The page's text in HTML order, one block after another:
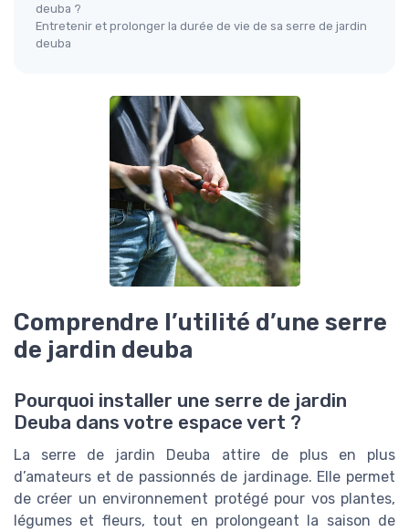
deuba ?
Entretenir et prolonger la durée de vie de sa serre de jardin
deuba
Comprendre l’utilité d’une serre
de jardin deuba
Pourquoi installer une serre de jardin
Deuba dans votre espace vert ?
La serre de jardin Deuba attire de plus en plus
d’amateurs et de passionnés de jardinage. Elle permet
de créer un environnement protégé pour vos plantes,
légumes et fleurs, tout en prolongeant la saison de